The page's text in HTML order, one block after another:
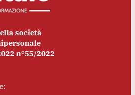
società
n°55/2022